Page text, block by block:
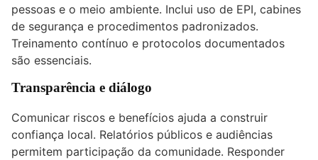
pessoas e o meio ambiente. Inclui uso de EPI, cabines
de segurança e procedimentos padronizados.
Treinamento contínuo e protocolos documentados
são essenciais.
Transparência e diálogo
Comunicar riscos e benefícios ajuda a construir
confiança local. Relatórios públicos e audiências
permitem participação da comunidade. Responder